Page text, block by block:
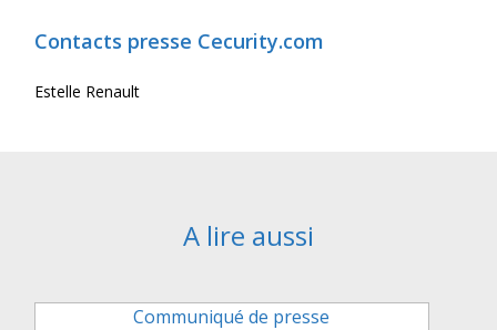
Contacts presse Cecurity.com
Estelle Renault
A lire aussi
Communiqué de presse